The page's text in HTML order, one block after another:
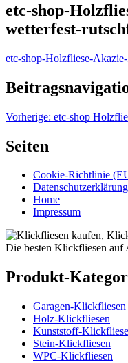
etc-shop-
wetterfest-
etc-shop-Holzfliese-
Vorherige: etc-shop
Seiten
Cookie-Richtlinie
Datenschutzerklärung
Home
Impressum
Die besten Klickfliesen auf
Produkt-
Garagen-Klickfliesen
Holz-Klickfliesen
Kunststoff-
Stein-Klickfliesen
WPC-Klickfliesen